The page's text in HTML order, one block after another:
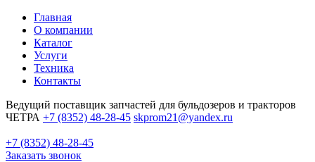
Главная
О компании
Каталог
Услуги
Техника
Контакты
Ведущий поставщик запчастей для бульдозеров и тракторов
ЧЕТРА +7 (8352) 48-28-45 skprom21@yandex.ru
+7 (8352) 48-28-45
Заказать звонок